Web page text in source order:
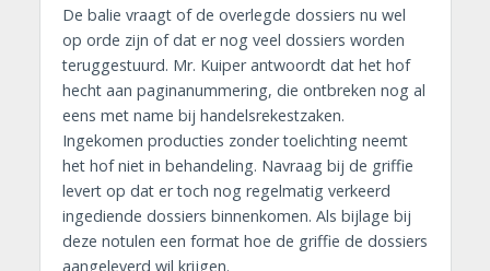
De balie vraagt of de overlegde dossiers nu wel
op orde zijn of dat er nog veel dossiers worden
teruggestuurd. Mr. Kuiper antwoordt dat het hof
hecht aan paginanummering, die ontbreken nog al
eens met name bij handelsrekestzaken.
Ingekomen producties zonder toelichting neemt
het hof niet in behandeling. Navraag bij de griffie
levert op dat er toch nog regelmatig verkeerd
ingediende dossiers binnenkomen. Als bijlage bij
deze notulen een format hoe de griffie de dossiers
aangeleverd wil krijgen.